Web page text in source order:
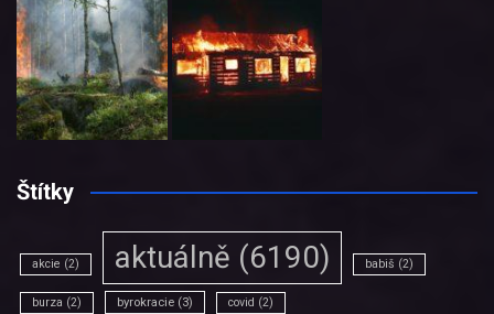
Štítky
akcie (2) aktuálně (6190) babiš (2)
burza (2) byrokracie (3) covid (2)